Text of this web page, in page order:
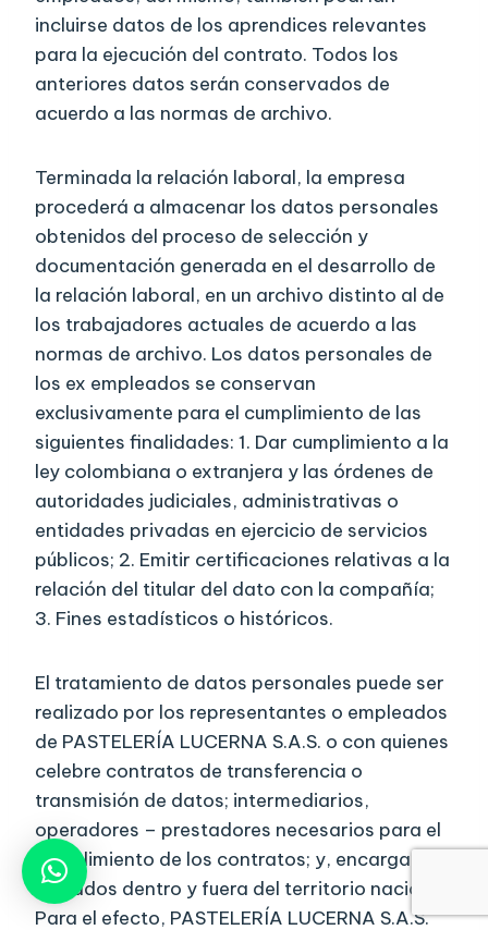
incluirse datos de los aprendices relevantes
para la ejecución del contrato. Todos los
anteriores datos serán conservados de
acuerdo a las normas de archivo.
Terminada la relación laboral, la empresa
procederá a almacenar los datos personales
obtenidos del proceso de selección y
documentación generada en el desarrollo de
la relación laboral, en un archivo distinto al de
los trabajadores actuales de acuerdo a las
normas de archivo. Los datos personales de
los ex empleados se conservan
exclusivamente para el cumplimiento de las
siguientes finalidades: 1. Dar cumplimiento a la
ley colombiana o extranjera y las órdenes de
autoridades judiciales, administrativas o
entidades privadas en ejercicio de servicios
públicos; 2. Emitir certificaciones relativas a la
relación del titular del dato con la compañía;
3. Fines estadísticos o históricos.
El tratamiento de datos personales puede ser
realizado por los representantes o empleados
de PASTELERÍA LUCERNA S.A.S. o con quienes
celebre contratos de transferencia o
transmisión de datos; intermediarios,
operadores – prestadores necesarios para el
cumplimiento de los contratos; y, encargados
ubicados dentro y fuera del territorio nacional.
Para el efecto, PASTELERÍA LUCERNA S.A.S.